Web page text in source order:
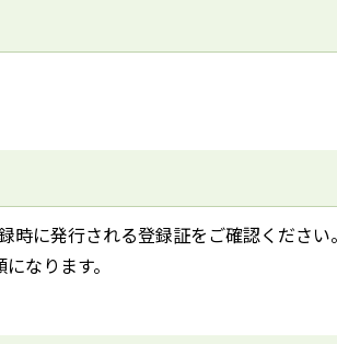
時に発行される登録証をご確認ください
なります。